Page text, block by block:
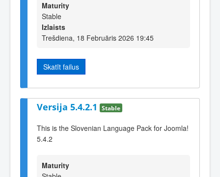
Maturity
Stable
Izlaists
Trešdiena, 18 Februāris 2026 19:45
Skatīt failus
Versija 5.4.2.1 Stable
This is the Slovenian Language Pack for Joomla!
5.4.2
Maturity